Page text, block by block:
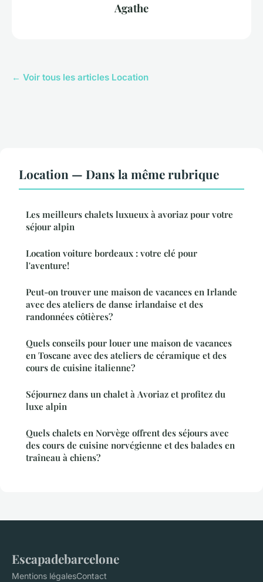
Agathe
← Voir tous les articles Location
Location — Dans la même rubrique
Les meilleurs chalets luxueux à avoriaz pour votre
séjour alpin
Location voiture bordeaux : votre clé pour
l'aventure!
Peut-on trouver une maison de vacances en Irlande
avec des ateliers de danse irlandaise et des
randonnées côtières?
Quels conseils pour louer une maison de vacances
en Toscane avec des ateliers de céramique et des
cours de cuisine italienne?
Séjournez dans un chalet à Avoriaz et profitez du
luxe alpin
Quels chalets en Norvège offrent des séjours avec
des cours de cuisine norvégienne et des balades en
traîneau à chiens?
Escapadebarcelone
Mentions légalesContact